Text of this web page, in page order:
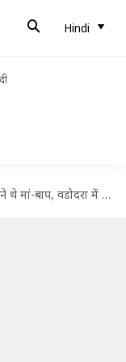
Hindi
में नाव डूबने से दोनों बच्चों को खोया